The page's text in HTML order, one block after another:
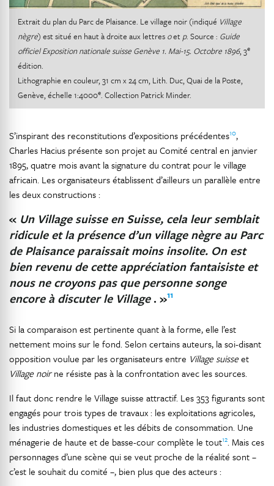
Extrait du plan du Parc de Plaisance. Le village noir (indiqué Village
nègre) est situé en haut à droite aux lettres oet p. Source : Guide
officiel Exposition nationale suisse Genève 1. Mai-15. Octobre 1896, 3e
édition.
Lithographie en couleur, 31 cm x 24 cm, Lith. Duc, Quai de la Poste,
Genève, échelle 1:4000e. Collection Patrick Minder.
S’inspirant des reconstitutions d’expositions précédentes10,
Charles Hacius présente son projet au Comité central en janvier
1895, quatre mois avant la signature du contrat pour le village
africain. Les organisateurs établissent d’ailleurs un parallèle entre
les deux constructions :
« Un Village suisse en Suisse, cela leur semblait
ridicule et la présence d’un village nègre au Parc
de Plaisance paraissait moins insolite. On est
bien revenu de cette appréciation fantaisiste et
nous ne croyons pas que personne songe
encore à discuter le Village. »11
Si la comparaison est pertinente quant à la forme, elle l’est
nettement moins sur le fond. Selon certains auteurs, la soi-disant
opposition voulue par les organisateurs entre Village suisseet
Village noirne résiste pas à la confrontation avec les sources.
Il faut donc rendre le Village suisse attractif. Les 353 figurants sont
engagés pour trois types de travaux : les exploitations agricoles,
les industries domestiques et les débits de consommation. Une
ménagerie de haute et de basse-cour complète le tout12. Mais ces
personnages d’une scène qui se veut proche de la réalité sont –
c’est le souhait du comité –, bien plus que des acteurs :